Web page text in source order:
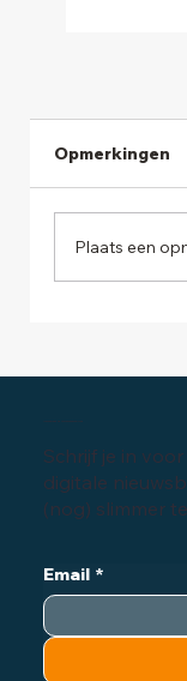
Opmerkingen
Plaats een
Inschrijven digitale nieuwsbrief
Schrijf je in
digitale
(nog) slimmer
Email *